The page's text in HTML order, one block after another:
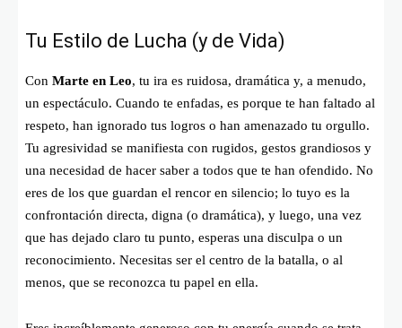
Tu Estilo de Lucha (y de Vida)
Con Marte en Leo, tu ira es ruidosa, dramática y, a menudo,
un espectáculo. Cuando te enfadas, es porque te han faltado al
respeto, han ignorado tus logros o han amenazado tu orgullo.
Tu agresividad se manifiesta con rugidos, gestos grandiosos y
una necesidad de hacer saber a todos que te han ofendido. No
eres de los que guardan el rencor en silencio; lo tuyo es la
confrontación directa, digna (o dramática), y luego, una vez
que has dejado claro tu punto, esperas una disculpa o un
reconocimiento. Necesitas ser el centro de la batalla, o al
menos, que se reconozca tu papel en ella.